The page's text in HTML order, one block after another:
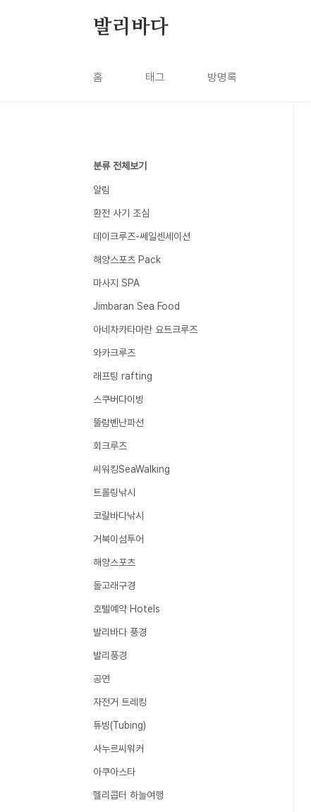
발리바다
홈 태그 방명록
분류 전체보기
알림
환전 사기 조심
데이크루즈-쎄일센세이션
해양스포츠 Pack
마사지 SPA
Jimbaran Sea Food
아네차카타마란 요트크루즈
와카크루즈
래프팅 rafting
스쿠버다이빙
뚤람벤난파선
회크루즈
씨워킹SeaWalking
트롤링낚시
코랄바다낚시
거북이섬투어
해양스포츠
돌고래구경
호텔예약 Hotels
발리바다 풍경
발리풍경
공연
자전거 트레킹
튜빙(Tubing)
사누르씨워커
아쿠아스타
헬리콥터 하늘여행